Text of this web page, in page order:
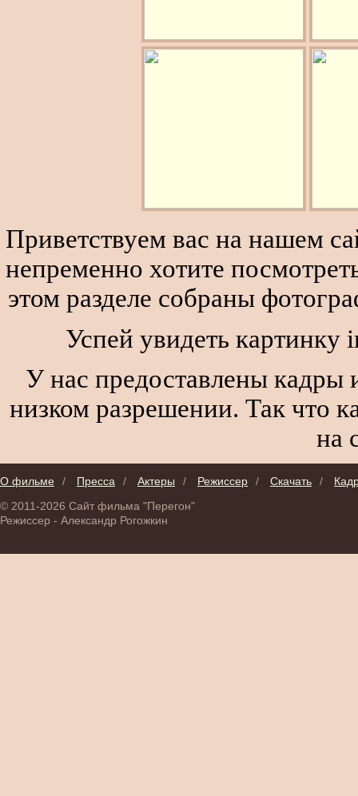
Приветствуем вас на нашем
непременно хотите
этом разделе собраны
Успей увидеть картинку
У нас предоставлены кадры
низком разрешении. Так что
на
О фильме / Пресса / Актеры / Режиссер / Скачать /
© 2011-2026 Сайт фильма "Перегон"
Режиссер - Александр Рогожкин